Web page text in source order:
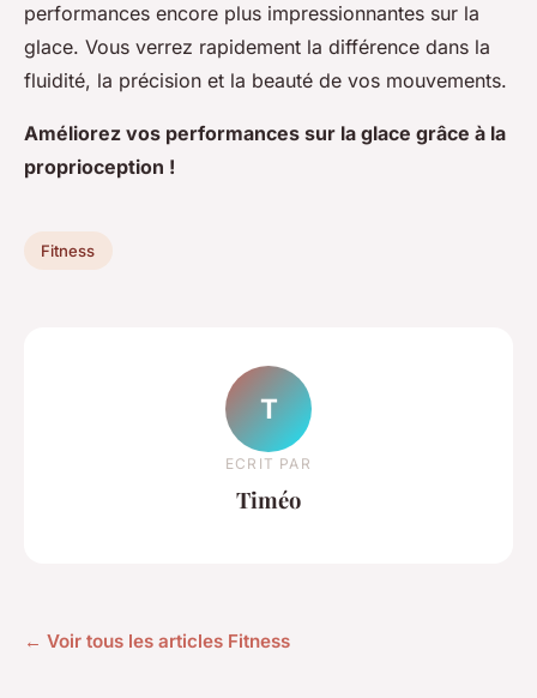
performances encore plus impressionnantes sur la
glace. Vous verrez rapidement la différence dans la
fluidité, la précision et la beauté de vos mouvements.
Améliorez vos performances sur la glace grâce à la
proprioception !
Fitness
T
ECRIT PAR
Timéo
← Voir tous les articles Fitness